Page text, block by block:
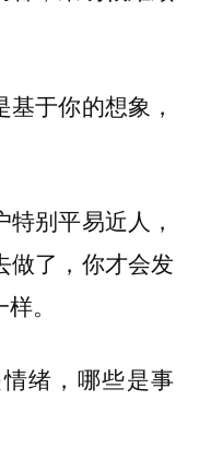
于你的想象，
别平易近人，
做了，你才会发
。
绪，哪些是事